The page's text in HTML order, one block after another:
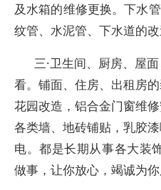
及水箱的维修更换。下水
纹管、水泥管、下水道的改
三·卫生间、厨房、屋
看。铺面、住房、出租房
花园改造，铝合金门窗维
各类墙、地砖铺贴，乳胶
电。都是长期从事各大装
做事，让你放心，竭诚为你